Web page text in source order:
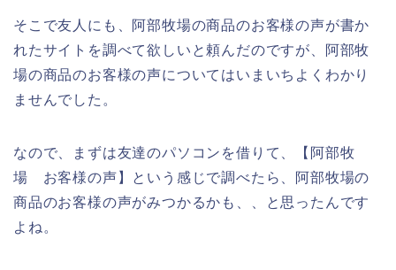
そこで友人にも、阿部牧場の商品のお客様の声が書か
れたサイトを調べて欲しいと頼んだのですが、阿部牧
場の商品のお客様の声についてはいまいちよくわかり
ませんでした。
なので、まずは友達のパソコンを借りて、【阿部牧
場 お客様の声】という感じで調べたら、阿部牧場の
商品のお客様の声がみつかるかも、、と思ったんです
よね。